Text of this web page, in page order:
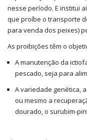
nesse período. E institui
que proíbe o transporte
para venda dos peixes)
As proibições têm o
A manutenção da
pescado, seja para
A variedade genética,
ou mesmo a
dourado, o surubim-